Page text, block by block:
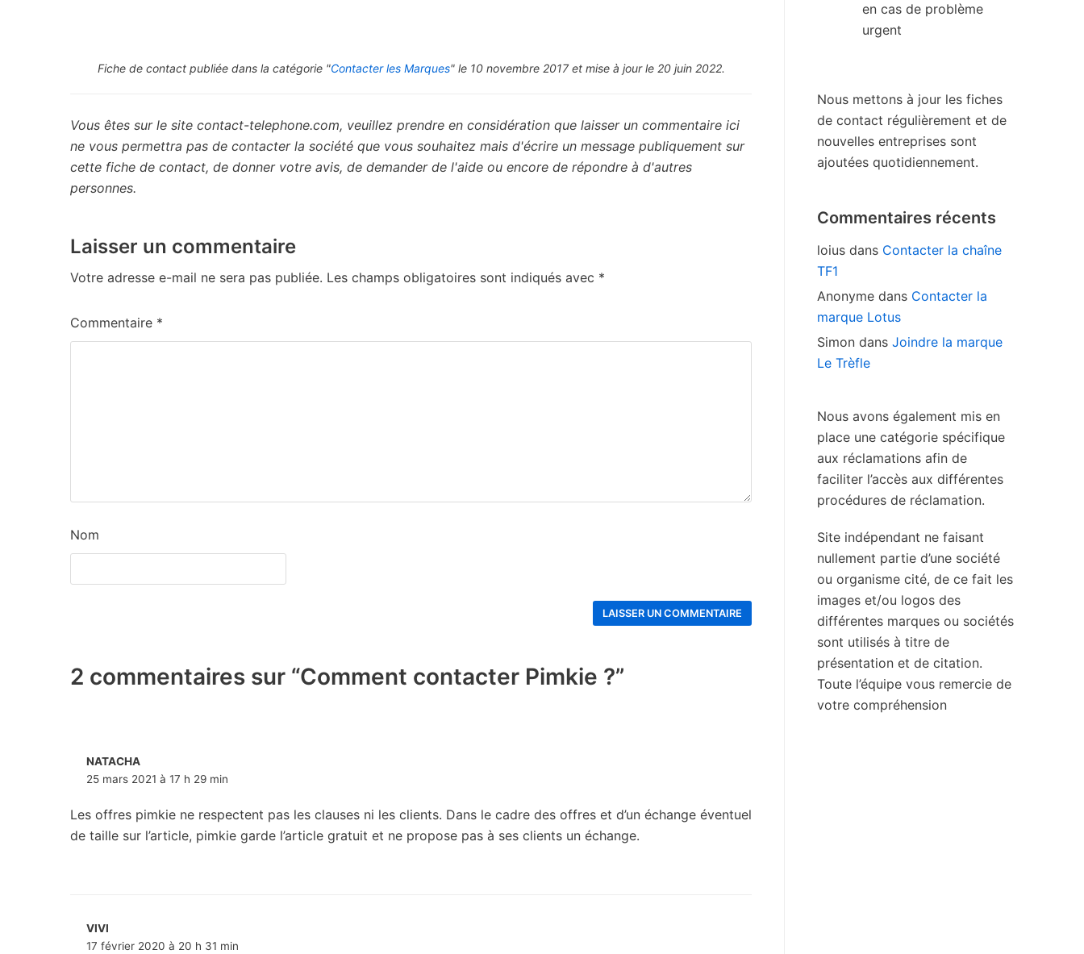
Fiche de contact publiée dans la catégorie "Contacter les Marques" le 10 novembre 2017 et mise à jour le 20 juin 2022.
Vous êtes sur le site contact-telephone.com, veuillez prendre en considération que laisser un commentaire ici
ne vous permettra pas de contacter la société que vous souhaitez mais d'écrire un message publiquement sur
cette fiche de contact, de donner votre avis, de demander de l'aide ou encore de répondre à d'autres
personnes.
Laisser un commentaire
Votre adresse e-mail ne sera pas publiée. Les champs obligatoires sont indiqués avec *
Commentaire *
Nom
2 commentaires sur “Comment contacter Pimkie ?”
NATACHA
25 mars 2021 à 17 h 29 min
Les offres pimkie ne respectent pas les clauses ni les clients. Dans le cadre des offres et d’un échange éventuel
de taille sur l’article, pimkie garde l’article gratuit et ne propose pas à ses clients un échange.
VIVI
17 février 2020 à 20 h 31 min
en cas de problème
urgent
Nous mettons à jour les fiches
de contact régulièrement et de
nouvelles entreprises sont
ajoutées quotidiennement.
Commentaires récents
loius dans Contacter la chaîne
TF1
Anonyme dans Contacter la
marque Lotus
Simon dans Joindre la marque
Le Trèfle
Nous avons également mis en
place une catégorie spécifique
aux réclamations afin de
faciliter l’accès aux différentes
procédures de réclamation.
Site indépendant ne faisant
nullement partie d’une société
ou organisme cité, de ce fait les
images et/ou logos des
différentes marques ou sociétés
sont utilisés à titre de
présentation et de citation.
Toute l’équipe vous remercie de
votre compréhension